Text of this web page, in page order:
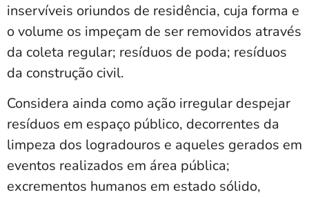
inservíveis oriundos de residência, cuja forma e
o volume os impeçam de ser removidos através
da coleta regular; resíduos de poda; resíduos
da construção civil.
Considera ainda como ação irregular despejar
resíduos em espaço público, decorrentes da
limpeza dos logradouros e aqueles gerados em
eventos realizados em área pública;
excrementos humanos em estado sólido,